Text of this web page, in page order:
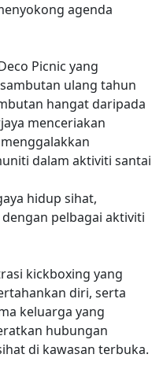
agenda
Picnic yang
ulang tahun
hangat daripada
menceriakan
dalam aktiviti santai
hidup sihat,
pelbagai aktiviti
kickboxing yang
diri, serta
keluarga yang
hubungan
di kawasan terbuka.